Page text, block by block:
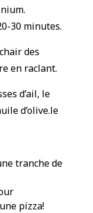
30 minutes.
des
en raclant.
d’ail, le
d’olive.le
tranche de
pizza!